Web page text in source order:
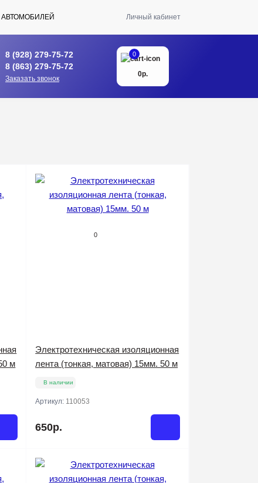
Личный кабинет
8 (928) 279-75-72
8 (863) 279-75-72
Заказать звонок
0
0р.
м
0
Электротехническая изоляционная
лента (тонкая, матовая) 15мм. 50 м
В наличии
Артикул: 110053
650р.